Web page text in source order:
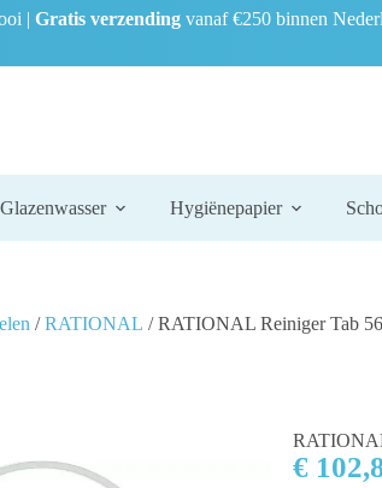
| Gratis verzending vanaf €250 binnen
Glazenwasser Hygiënepapier
/RATIONAL / RATIONAL Reiniger Tab
€